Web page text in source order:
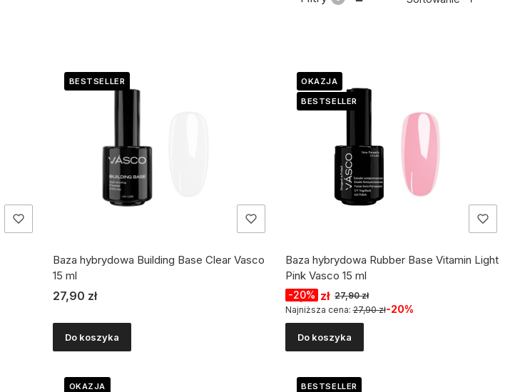
BESTSELLER
Baza hybrydowa Building Base Clear Vasco
15 ml
Cena
27,90 zł
Do koszyka
OKAZJA
BESTSELLER
Baza hybrydowa Rubber Base Vitamin Light
Pink Vasco 15 ml
Cena promocyjna
22,32 zł 27,90 zł
-20%
Najniższa cena: 27,90 zł-20%
Do koszyka
OKAZJA BESTSELLER